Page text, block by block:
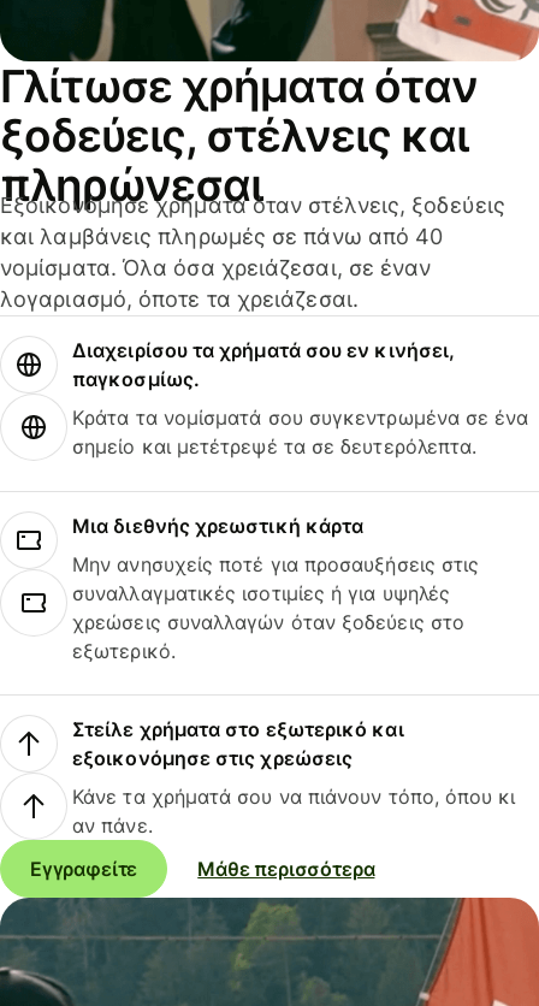
Γλίτωσε χρήματα όταν
ξοδεύεις, στέλνεις και
πληρώνεσαι
Εξοικονόμησε χρήματα όταν στέλνεις, ξοδεύεις
και λαμβάνεις πληρωμές σε πάνω από 40
νομίσματα. Όλα όσα χρειάζεσαι, σε έναν
λογαριασμό, όποτε τα χρειάζεσαι.
Διαχειρίσου τα χρήματά σου εν κινήσει,
παγκοσμίως.
Κράτα τα νομίσματά σου συγκεντρωμένα σε ένα
σημείο και μετέτρεψέ τα σε δευτερόλεπτα.
Μια διεθνής χρεωστική κάρτα
Μην ανησυχείς ποτέ για προσαυξήσεις στις
συναλλαγματικές ισοτιμίες ή για υψηλές
χρεώσεις συναλλαγών όταν ξοδεύεις στο
εξωτερικό.
Στείλε χρήματα στο εξωτερικό και
εξοικονόμησε στις χρεώσεις
Κάνε τα χρήματά σου να πιάνουν τόπο, όπου κι
αν πάνε.
Εγγραφείτε
Μάθε περισσότερα